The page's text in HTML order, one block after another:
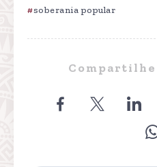
soberania popular